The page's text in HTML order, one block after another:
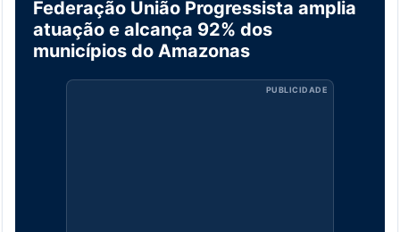
Federação União Progressista amplia
atuação e alcança 92% dos
municípios do Amazonas
PUBLICIDADE